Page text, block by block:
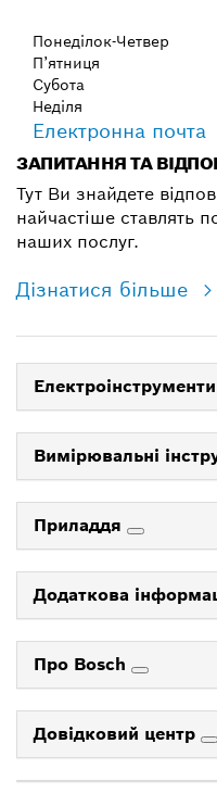
Понеділок-Четвер
П’ятниця
Субота
Неділя
Електронна почта
ЗАПИТАННЯ ТА
Тут Ви знайдете
найчастіше ставлять
наших послуг.
Дізнатися більше
Електроінструменти
Вимірювальні
Приладдя
Додаткова
Про Bosch
Довідковий центр